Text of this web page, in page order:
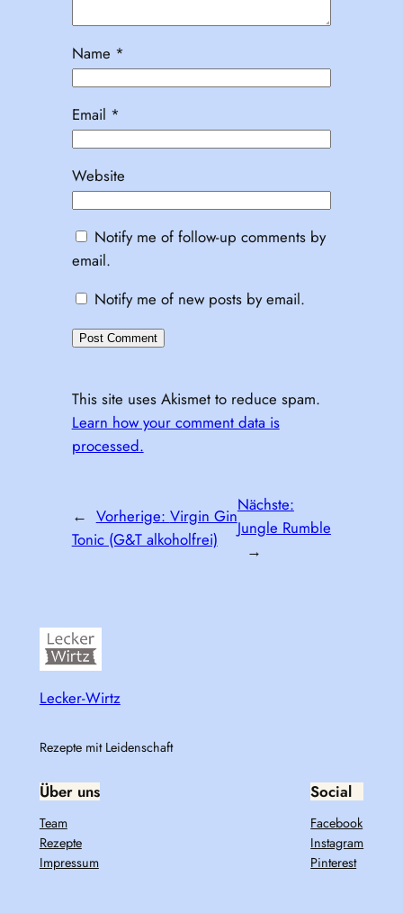
Name *
Email *
Website
Notify me of follow-up comments by
email.
Notify me of new posts by email.
This site uses Akismet to reduce spam.
Learn how your comment data is
processed.
← Vorherige: Virgin Gin
Tonic (G&T alkoholfrei)
Nächste:
Jungle Rumble
→
Lecker-Wirtz
Rezepte mit Leidenschaft
Über uns
Team
Rezepte
Impressum
Social
Facebook
Instagram
Pinterest